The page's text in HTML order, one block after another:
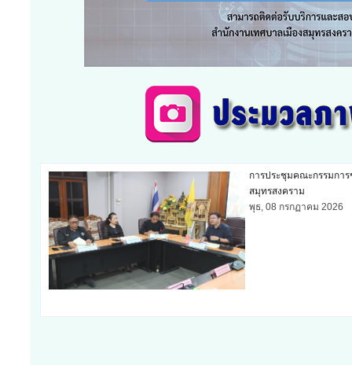
การประชุมคณะกรรมกา
สมุทรสงคราม
พุธ, 08 กรกฏาคม 2026